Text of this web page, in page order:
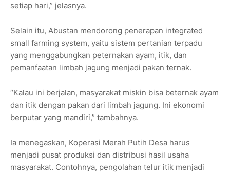
setiap hari,” jelasnya.
Selain itu, Abustan mendorong penerapan integrated
small farming system, yaitu sistem pertanian terpadu
yang menggabungkan peternakan ayam, itik, dan
pemanfaatan limbah jagung menjadi pakan ternak.
“Kalau ini berjalan, masyarakat miskin bisa beternak ayam
dan itik dengan pakan dari limbah jagung. Ini ekonomi
berputar yang mandiri,” tambahnya.
Ia menegaskan, Koperasi Merah Putih Desa harus
menjadi pusat produksi dan distribusi hasil usaha
masyarakat. Contohnya, pengolahan telur itik menjadi